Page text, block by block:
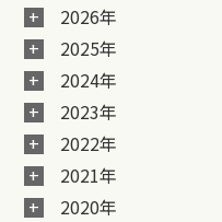
2026年
2025年
2024年
2023年
2022年
2021年
2020年